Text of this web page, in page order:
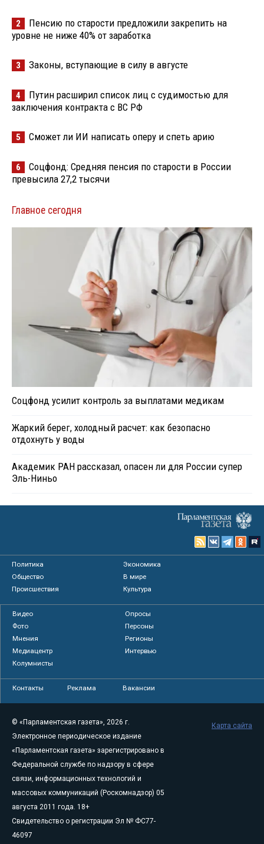
2
Пенсию по старости предложили закрепить на
уровне не ниже 40% от заработка
3 Законы, вступающие в силу в августе
4
Путин расширил список лиц с судимостью для
заключения контракта с ВС РФ
5 Сможет ли ИИ написать оперу и спеть арию
6
Соцфонд: Средняя пенсия по старости в России
превысила 27,2 тысячи
Главное сегодня
Соцфонд усилит контроль за выплатами медикам
Жаркий берег, холодный расчет: как безопасно
отдохнуть у воды
Академик РАН рассказал, опасен ли для России супер
Эль-Ниньо
Политика
Экономика
Общество
В мире
Происшествия
Культура
Видео
Опросы
Фото
Персоны
Мнения
Регионы
Медиацентр
Интервью
Колумнисты
Контакты Реклама Вакансии
© «Парламентская газета», 2026 г.
Электронное периодическое издание
«Парламентская газета» зарегистрировано в
Федеральной службе по надзору в сфере
связи, информационных технологий и
массовых коммуникаций (Роскомнадзор) 05
августа 2011 года. 18+
Свидетельство о регистрации Эл № ФС77-
46097
Карта сайта